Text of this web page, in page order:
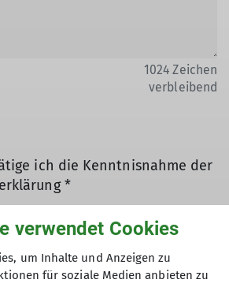
1024 Zeichen
verbleibend
ich die Kenntnisnahme der
*
ich mich einverstanden, dass
eingegebenen
gesichert und zum Zweck
verwendet Cookies
um Inhalte und Anzeigen zu
für soziale Medien anbieten zu